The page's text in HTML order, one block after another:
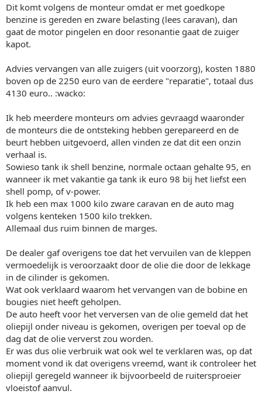
Dit komt volgens de monteur omdat er met goedkope
benzine is gereden en zware belasting (lees caravan), dan
gaat de motor pingelen en door resonantie gaat de zuiger
kapot.
Advies vervangen van alle zuigers (uit voorzorg), kosten 1880
boven op de 2250 euro van de eerdere "reparatie", totaal dus
4130 euro.. :wacko:
Ik heb meerdere monteurs om advies gevraagd waaronder
de monteurs die de ontsteking hebben gerepareerd en de
beurt hebben uitgevoerd, allen vinden ze dat dit een onzin
verhaal is.
Sowieso tank ik shell benzine, normale octaan gehalte 95, en
wanneer ik met vakantie ga tank ik euro 98 bij het liefst een
shell pomp, of v-power.
Ik heb een max 1000 kilo zware caravan en de auto mag
volgens kenteken 1500 kilo trekken.
Allemaal dus ruim binnen de marges.
De dealer gaf overigens toe dat het vervuilen van de kleppen
vermoedelijk is veroorzaakt door de olie die door de lekkage
in de cilinder is gekomen.
Wat ook verklaard waarom het vervangen van de bobine en
bougies niet heeft geholpen.
De auto heeft voor het verversen van de olie gemeld dat het
oliepijl onder niveau is gekomen, overigen per toeval op de
dag dat de olie ververst zou worden.
Er was dus olie verbruik wat ook wel te verklaren was, op dat
moment vond ik dat overigens vreemd, want ik controleer het
oliepijl geregeld wanneer ik bijvoorbeeld de ruitersproeier
vloeistof aanvul.